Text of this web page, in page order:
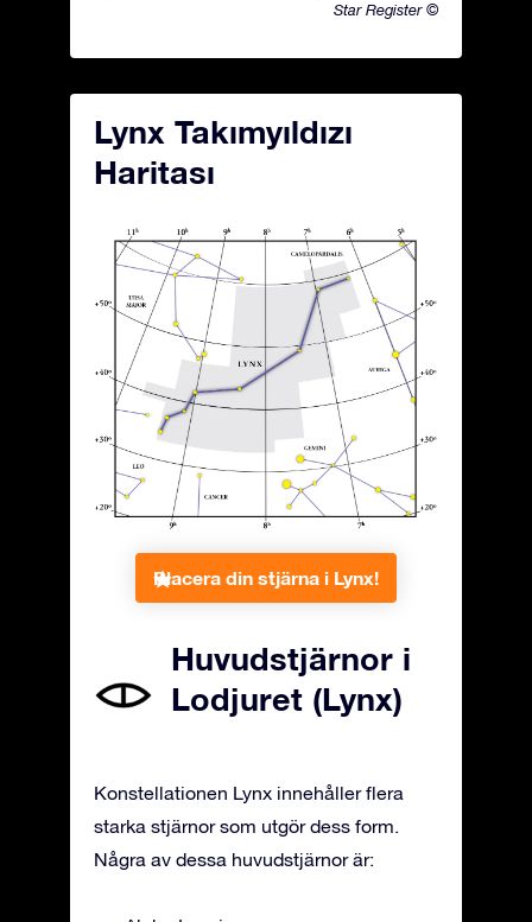
Star Register ©
Lynx Takımyıldızı
Haritası
Placera din stjärna i Lynx!
Huvudstjärnor i
Lodjuret (Lynx)
Konstellationen Lynx innehåller flera
starka stjärnor som utgör dess form.
Några av dessa huvudstjärnor är: